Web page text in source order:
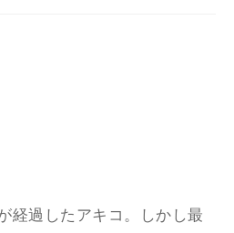
経過したアキコ。しかし最